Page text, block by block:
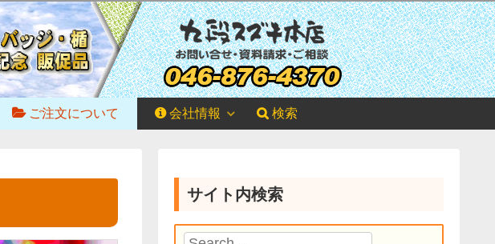
ご注文について 会社情報 検索
サイト内検索